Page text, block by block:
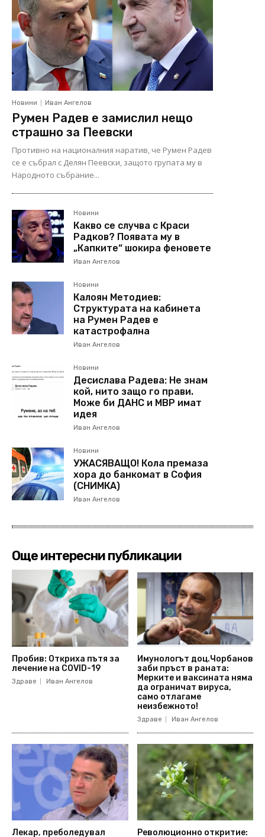
Новини Иван Ангелов
Румен Радев е замислил нещо
страшно за Пеевски
Противно на националния наратив, че Румен Радев
се е събрал с Делян Пеевски, защото групата му в
Народното събрание...
Новини
Какво се случва с Краси
Радков? Появата му в
„Капките“ шокира феновете
Иван Ангелов
Новини
Калоян Методиев:
Структурата на кабинета
на Румен Радев е
катастрофална
Иван Ангелов
Новини
Десислава Радева: Не знам
кой, нито защо го прави.
Може би ДАНС и МВР имат
идея
Иван Ангелов
Новини
УЖАСЯВАЩО! Кола премаза
хора до банкомат в София
(СНИМКА)
Иван Ангелов
Още интересни публикации
Пробив: Откриха пътя за
лечение на COVID-19
Здраве Иван Ангелов
Имунологът доц.Чорбанов
заби пръст в раната:
Мерките и ваксината няма
да ограничат вируса,
само отлагаме
неизбежното!
Здраве Иван Ангелов
Лекар, преболедувал Революционно откритие: